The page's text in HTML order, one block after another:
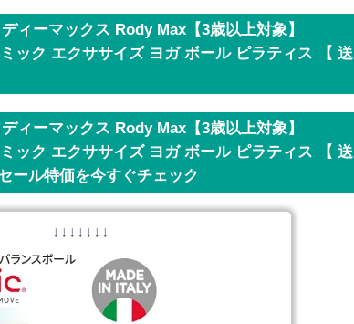
ィーマックス Rody Max【3歳以上対象】
ック エクササイズ ヨガ ボール ピラティス 【 送
ィーマックス Rody Max【3歳以上対象】
ック エクササイズ ヨガ ボール ピラティス 【 送
ール特価を今すぐチェック
↓↓↓↓↓↓↓